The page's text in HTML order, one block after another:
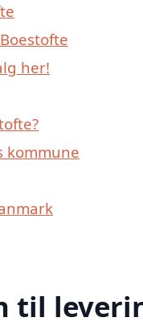
her!
kommune
til